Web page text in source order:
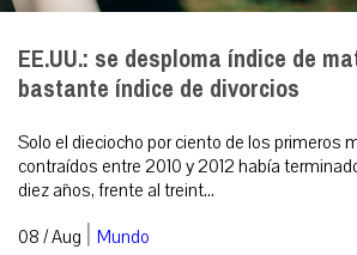
EE.UU.: se desploma índice de
bastante índice de divorcios
Solo el dieciocho por ciento de los primeros
contraídos entre 2010 y 2012 había
diez años, frente al treint...
08 / Aug | Mundo